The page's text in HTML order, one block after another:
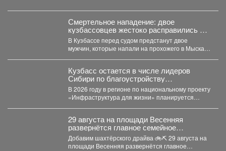
Смертельное нападение: двое
кузбассовцев жестоко расправились с
прохожим
В Кузбассе перед судом предстанут двое
мужчин, которые напали на прохожего в Мысках
Кузбасс остается в числе лидеров
Сибири по благоустройству
общественных пространств.
В 2026 году в регионе по национальному проекту
«Инфраструктура для жизни» планируется
29 августа на площади Весенняя
развернётся главное семейное
соревнование этого лета - городской
конкурс «Шахтёрский видномобиль».
Добавим шахтёрского драйва 🚲⛏ 29 августа на
площади Весенняя развернётся главное